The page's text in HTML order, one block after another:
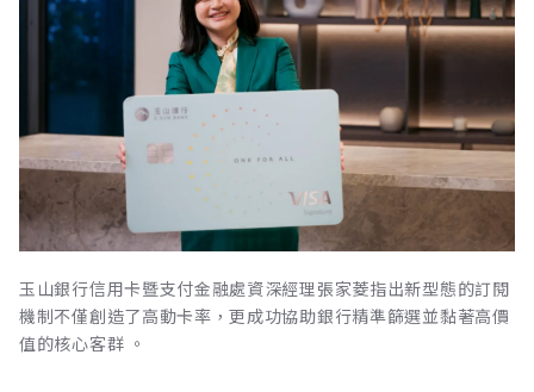
玉山銀行信用卡暨支付金融處資深經理張家菱指出新型態的訂閱
機制不僅創造了高動卡率，更成功協助銀行精準篩選並黏著高價
值的核心客群 。